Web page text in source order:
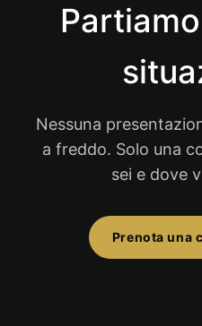
Nessuna
a freddo. Solo una
sei e dove
Prenota una